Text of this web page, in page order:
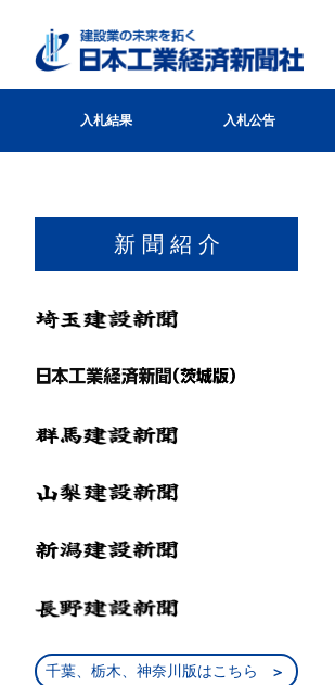
入札結果 入札公告
新 聞 紹 介
千葉、栃木、神奈川版はこちら